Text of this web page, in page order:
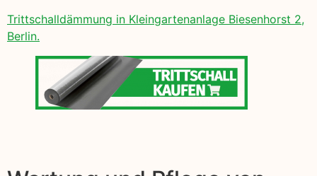
Trittschalldämmung in Kleingartenanlage Biesenhorst 2,
Berlin.